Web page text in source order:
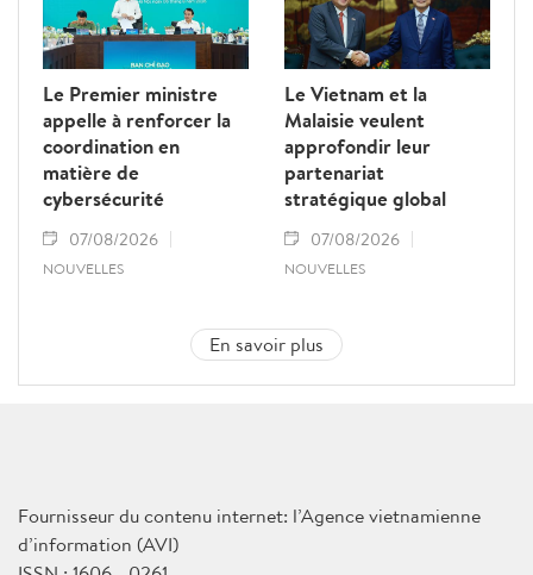
Le Premier ministre
appelle à renforcer la
coordination en
matière de
cybersécurité
07/08/2026
NOUVELLES
Le Vietnam et la
Malaisie veulent
approfondir leur
partenariat
stratégique global
07/08/2026
NOUVELLES
En savoir plus
Fournisseur du contenu internet: l’Agence vietnamienne
d’information (AVI)